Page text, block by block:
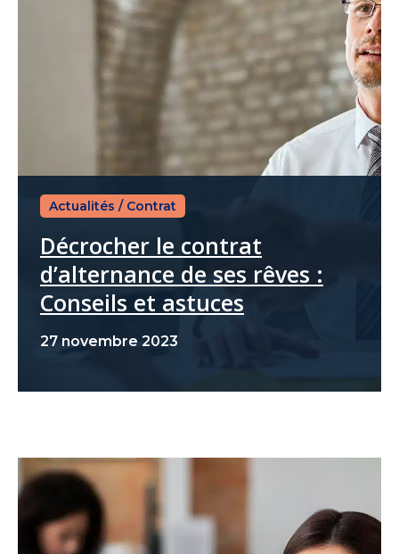
Actualités / Contrat
Décrocher le contrat
d’alternance de ses rêves :
Conseils et astuces
27 novembre 2023